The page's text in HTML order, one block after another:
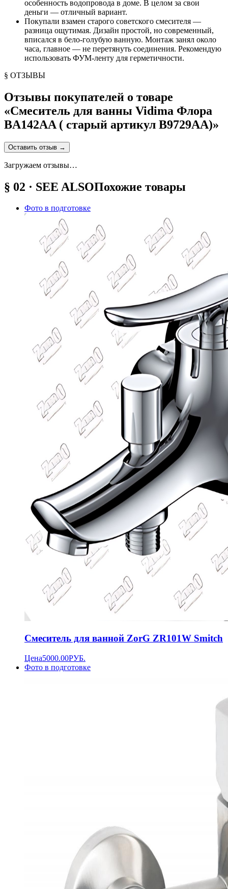
особенность водопровода в доме. В целом за свои
деньги — отличный вариант.
Покупали взамен старого советского смесителя —
разница ощутимая. Дизайн простой, но современный,
вписался в бело-голубую ванную. Монтаж занял около
часа, главное — не перетянуть соединения. Рекомендую
использовать ФУМ-ленту для герметичности.
§ ОТЗЫВЫ
Отзывы покупателей о товаре
«Смеситель для ванны Vidima Флора
BA142AA ( старый артикул B9729AA)»
Оставить отзыв →
Загружаем отзывы…
§ 02 · SEE ALSOПохожие товары
Фото в подготовке
Смеситель для ванной ZorG ZR101W Smitch
Цена5000.00РУБ.
Фото в подготовке